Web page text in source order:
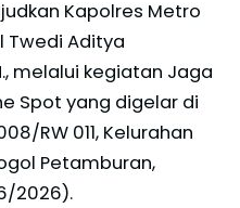
Kapolres Metro
Twedi Aditya
melalui kegiatan Jaga
Spot yang digelar di
RW 011, Kelurahan
Petamburan,
2026).